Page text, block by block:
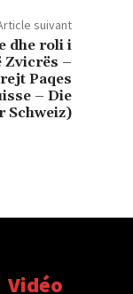
suivant
dhe roli i
Zvicrës –
Paqes
– Die
Schweiz)
Vidéo